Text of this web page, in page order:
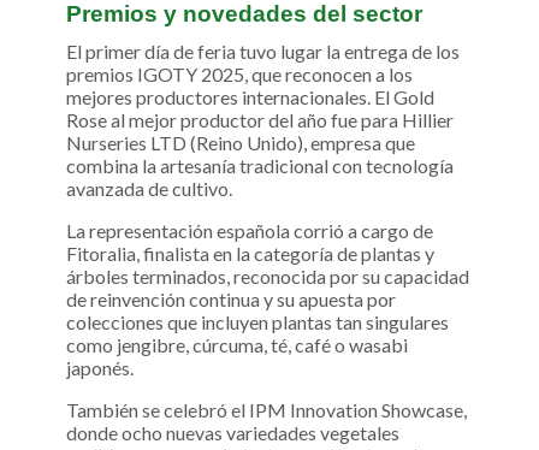
Premios y novedades del sector
El primer día de feria tuvo lugar la entrega de los
premios IGOTY 2025, que reconocen a los
mejores productores internacionales. El Gold
Rose al mejor productor del año fue para Hillier
Nurseries LTD (Reino Unido), empresa que
combina la artesanía tradicional con tecnología
avanzada de cultivo.
La representación española corrió a cargo de
Fitoralia, finalista en la categoría de plantas y
árboles terminados, reconocida por su capacidad
de reinvención continua y su apuesta por
colecciones que incluyen plantas tan singulares
como jengibre, cúrcuma, té, café o wasabi
japonés.
También se celebró el IPM Innovation Showcase,
donde ocho nuevas variedades vegetales